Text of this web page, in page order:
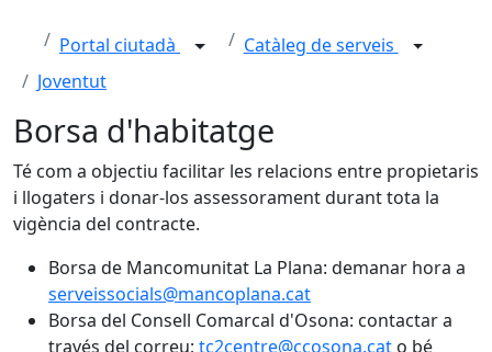
Portal ciutadà
Catàleg de serveis
Joventut
Borsa d'habitatge
Té com a objectiu facilitar les relacions entre propietaris
i llogaters i donar-los assessorament durant tota la
vigència del contracte.
Borsa de Mancomunitat La Plana: demanar hora a
serveissocials@mancoplana.cat
Borsa del Consell Comarcal d'Osona: contactar a
través del correu; tc2centre@ccosona.cat o bé